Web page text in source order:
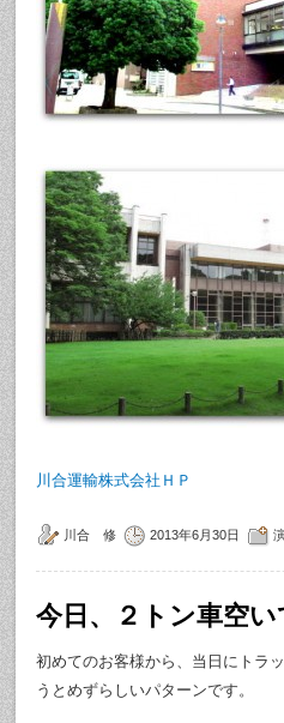
川合運輸株式会社ＨＰ
川合 修 2013年6月30日
今日、２トン車空い
初めてのお客様から、当日にトラ
うとめずらしいパターンです。